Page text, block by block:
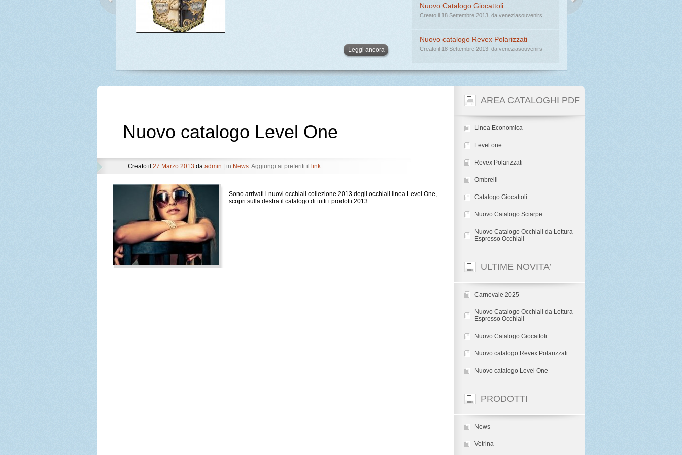
Leggi ancora
del sito
Nuovo Catalogo Giocattoli
Creato il 18 Settembre 2013, da veneziasouvenirs
Nuovo catalogo Revex Polarizzati
Creato il 18 Settembre 2013, da veneziasouvenirs
Nuovo catalogo Level One
Creato il 27 Marzo 2013 da admin | in News . Aggiungi ai preferiti il link
Sono arrivati i nuovi occhiali collezione 2013 degli occhiali linea Level One,
scopri sulla destra il catalogo di tutti i prodotti 2013.
AREA CATALOGHI PDF
Linea Economica
Level one
Revex Polarizzati
Ombrelli
Catalogo Giocattoli
Nuovo Catalogo Sciarpe
Nuovo Catalogo Occhiali da Lettura
Espresso Occhiali
ULTIME NOVITA’
Carnevale 2025
Nuovo Catalogo Occhiali da Lettura
Espresso Occhiali
Nuovo Catalogo Giocattoli
Nuovo catalogo Revex Polarizzati
Nuovo catalogo Level One
PRODOTTI
News
Vetrina